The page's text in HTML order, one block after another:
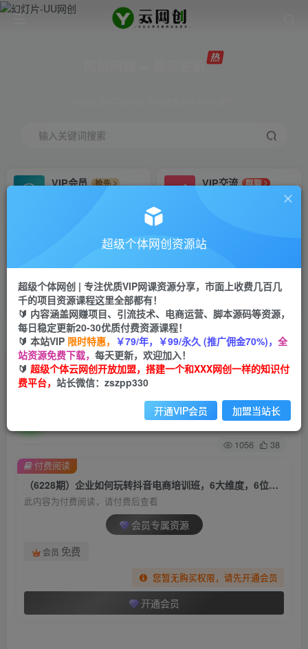
输入关键词搜索
VIP会员
抢先
VIP交流
群聊
研究探讨更多创业项目路子。
会员专属推广链接
招募站长
挂机
项目
脚本卡密
APP下载
GO
首页 创业课程 会员专属 正文
（6228期）企业如何玩转抖音电商培训班，6大维
度，6位老师，线上揭秘抖音商家入局SOP
关注 私信
1056 38
（6228期）企业如何玩转抖音电商培训班，6大维度，6位老师，线上揭秘抖音商家入局SOP
此内容为付费阅读，请付费后查看
会员专属资源
会员 免费
您暂无购买权限，请先开通会员
开通会员
付费阅读
超级个体网创资源站
超级个体网创 | 专注优质VIP网课资源分享，市面上收费几百几
千的项目资源课程这里全部都有！
🔰 内容涵盖网赚项目、引流技术、电商运营、脚本源码等资源，
每日稳定更新20-30优质付费资源课程！
🔰 本站VIP 限时特惠， ￥79/年，￥99/永久 (推广佣金70%)， 全
站资源免费下载， 每天更新，欢迎加入！
🔰 超级个体云网创开放加盟，搭建一个和XXX网创一样的知识付
费平台， 站长微信：zszpp330
开通VIP会员 加盟当站长